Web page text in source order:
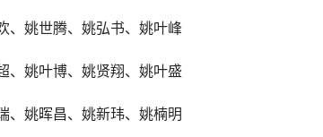
、姚世腾、姚弘书、姚叶峰
、姚叶博、姚贤翔、姚叶盛
、姚晖昌、姚新玮、姚楠明